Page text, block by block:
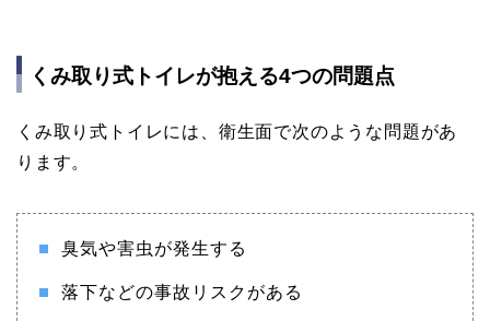
くみ取り式トイレが抱える4つの問題点
くみ取り式トイレには、衛生面で次のような問題があ
ります。
臭気や害虫が発生する
落下などの事故リスクがある